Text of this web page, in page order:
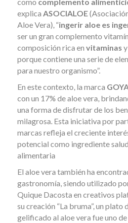
explica ASOCIALOE
Aloe Vera), “ingerir aloe es
ser un gran complemento
composición rica en vitaminas y
porque contiene una serie de
para nuestro organismo”.
En este contexto, la marca
con un 17% de aloe vera,
una forma de disfrutar de los
milagrosa. Esta iniciativa por
marcas refleja el creciente
potencial como ingrediente
alimentaria
El aloe vera también ha
gastronomía, siendo utilizado
Quique Dacosta en creativos
su creación “La bruma”, un
gelificado al aloe vera fue uno de